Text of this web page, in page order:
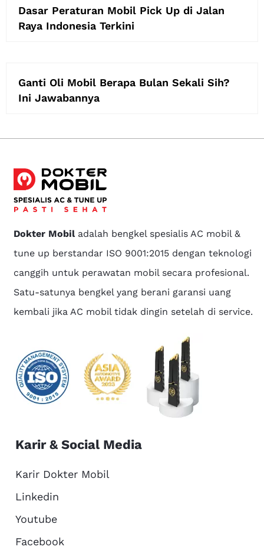
Dasar Peraturan Mobil Pick Up di Jalan
Raya Indonesia Terkini
Ganti Oli Mobil Berapa Bulan Sekali Sih?
Ini Jawabannya
Dokter Mobiladalah bengkel spesialis AC mobil &
tune up berstandar ISO 9001:2015 dengan teknologi
canggih untuk perawatan mobil secara profesional.
Satu-satunya bengkel yang berani garansi uang
kembali jika AC mobil tidak dingin setelah di service.
Karir & Social Media
Karir Dokter Mobil
Linkedin
Youtube
Facebook